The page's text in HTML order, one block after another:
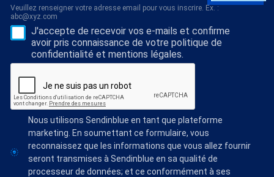
Veuillez renseigner votre adresse email pour vous inscrire. Ex. :
abc@xyz.com
J'accepte de recevoir vos e-mails et confirme
avoir pris connaissance de votre politique de
confidentialité et mentions légales.
Nous utilisons Sendinblue en tant que plateforme
marketing. En soumettant ce formulaire, vous
reconnaissez que les informations que vous allez fournir
seront transmises à Sendinblue en sa qualité de
processeur de données; et ce conformément à ses